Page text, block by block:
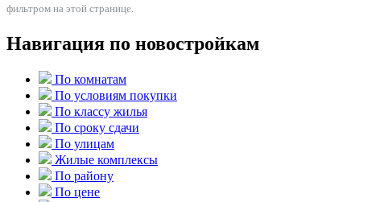
фильтром на этой странице.
Навигация по новостройкам
По комнатам
По условиям покупки
По классу жилья
По сроку сдачи
По улицам
Жилые комплексы
По району
По цене